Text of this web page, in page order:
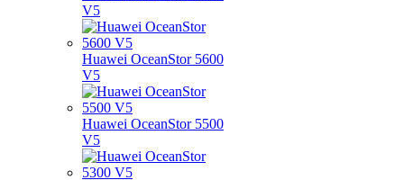
V5
Huawei OceanStor 5600
V5
Huawei OceanStor 5500
V5